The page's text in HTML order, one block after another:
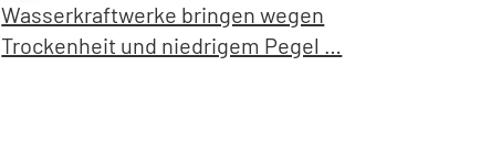
Wasserkraftwerke bringen wegen
Trockenheit und niedrigem Pegel …